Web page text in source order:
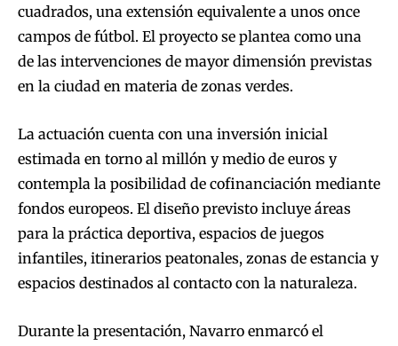
cuadrados, una extensión equivalente a unos once
campos de fútbol. El proyecto se plantea como una
de las intervenciones de mayor dimensión previstas
en la ciudad en materia de zonas verdes.
La actuación cuenta con una inversión inicial
estimada en torno al millón y medio de euros y
contempla la posibilidad de cofinanciación mediante
fondos europeos. El diseño previsto incluye áreas
para la práctica deportiva, espacios de juegos
infantiles, itinerarios peatonales, zonas de estancia y
espacios destinados al contacto con la naturaleza.
Durante la presentación, Navarro enmarcó el